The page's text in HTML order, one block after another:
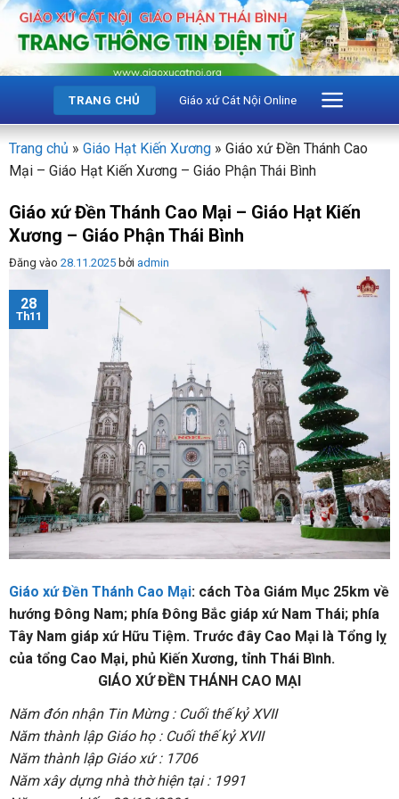
Bỏ
qua
dung
TRANG CHỦ Giáo xứ Cát Nội Online
Trang chủ » Giáo Hạt Kiến Xương » Giáo xứ Đền Thánh Cao
Mại – Giáo Hạt Kiến Xương – Giáo Phận Thái Bình
Giáo xứ Đền Thánh Cao Mại – Giáo Hạt Kiến
Xương – Giáo Phận Thái Bình
Đăng vào 28.11.2025 bởi admin
28
Th11
Giáo xứ Đền Thánh Cao Mại: cách Tòa Giám Mục 25km về
hướng Đông Nam; phía Đông Bắc giáp xứ Nam Thái; phía
Tây Nam giáp xứ Hữu Tiệm. Trước đây Cao Mại là Tổng lỵ
của tổng Cao Mại, phủ Kiến Xương, tỉnh Thái Bình.
GIÁO XỨ ĐỀN THÁNH CAO MẠI
Năm đón nhận Tin Mừng : Cuối thế kỷ XVII
Năm thành lập Giáo họ : Cuối thế kỷ XVII
Năm thành lập Giáo xứ : 1706
Năm xây dựng nhà thờ hiện tại : 1991